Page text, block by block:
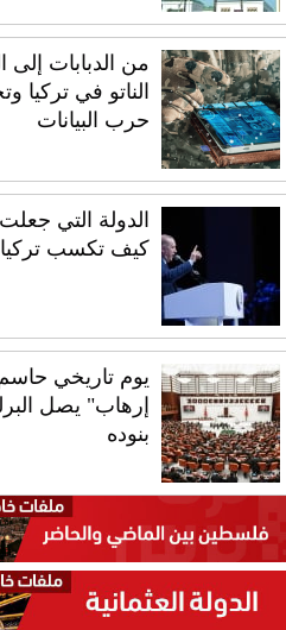
من الدبابات إلى
الناتو في تركيا
حرب البيانات
الدولة التي
كيف تكسب
يوم تاريخي
إرهاب" يصل
بنوده